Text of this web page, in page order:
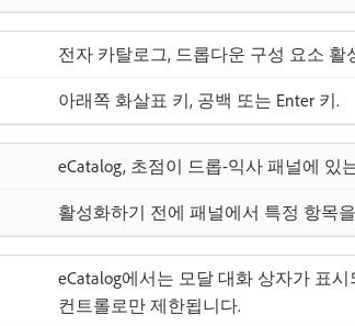
전자 카탈로그, 드롭다운 구성 요소 활
아래쪽 화살표 키, 공백 또는 Enter 키.
eCatalog, 초점이 드롭-익사 패널에 있
활성화하기 전에 패널에서 특정 항목
eCatalog에서는 모달 대화 상자가 표
컨트롤로만 제한됩니다.